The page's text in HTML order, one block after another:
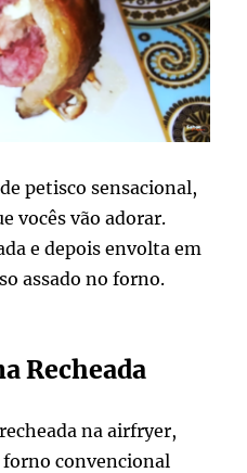
petisco sensacional,
vocês vão adorar.
e depois envolta em
assado no forno.
Recheada
na airfryer,
forno convencional